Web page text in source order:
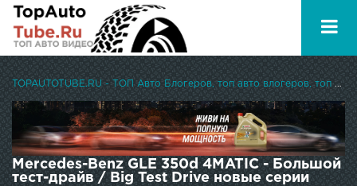
TOPAUTOTUBE.RU - ТОП Авто Блогеров, топ авто влогеров, топ авто ютуберов
Mercedes-Benz GLE 350d 4MATIC - Большой
тест-драйв / Big Test Drive новые серии